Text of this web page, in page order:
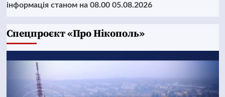
інформація станом на 08.00 05.08.2026
Cпецпроєкт «Про Нікополь»